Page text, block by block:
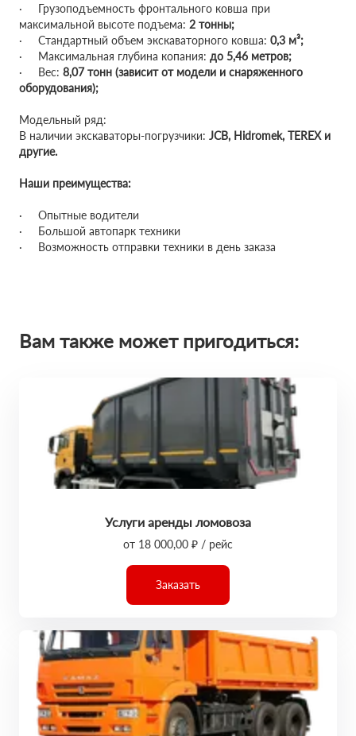
· Грузоподъемность фронтального ковша при
максимальной высоте подъема: 2 тонны;
· Стандартный объем экскаваторного ковша: 0,3 м³;
· Максимальная глубина копания: до 5,46 метров;
· Вес: 8,07 тонн (зависит от модели и снаряженного
оборудования);
Модельный ряд:
В наличии экскаваторы-погрузчики: JCB, Hidromek, TEREX и
другие.
Наши преимущества:
· Опытные водители
· Большой автопарк техники
· Возможность отправки техники в день заказа
Вам также может пригодиться:
Услуги аренды ломовоза
от 18 000,00 ₽ / рейс
Заказать